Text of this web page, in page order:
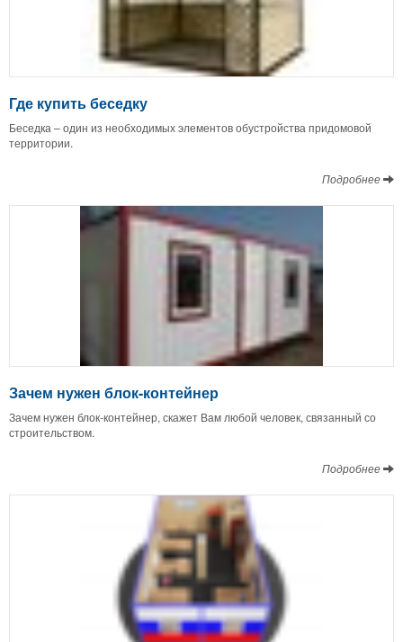
Где купить беседку
Беседка – один из необходимых элементов обустройства придомовой
территории.
Подробнее
Зачем нужен блок-контейнер
Зачем нужен блок-контейнер, скажет Вам любой человек, связанный со
строительством.
Подробнее